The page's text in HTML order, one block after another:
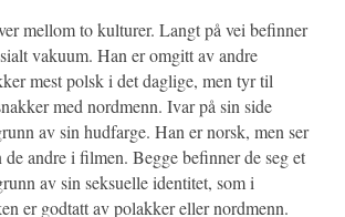
mellom to kulturer. Langt på vei befinner
vakuum. Han er omgitt av andre
mest polsk i det daglige, men tyr til
med nordmenn. Ivar på sin side
av sin hudfarge. Han er norsk, men ser
de andre i filmen. Begge befinner de seg et
av sin seksuelle identitet, som i
er godtatt av polakker eller nordmenn.